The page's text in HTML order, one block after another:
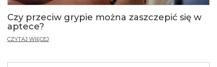
Czy przeciw grypie można zaszczepić się w
aptece?
CZYTAJ WIĘCEJ